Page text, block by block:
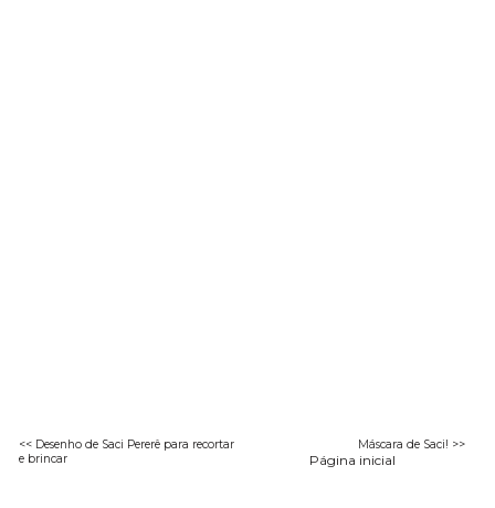
<< Desenho de Saci Pererê para recortar
e brincar
Máscara de Saci! >>
Página inicial